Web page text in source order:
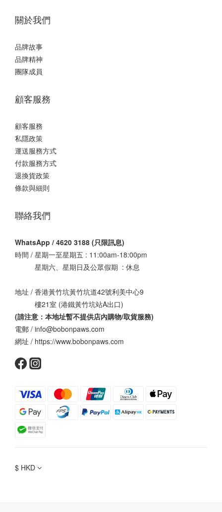
關於我們
品牌故事
品牌精神
團隊成員
顧客服務
顧客服務
私隱政策
運送服務方式
付款服務方式
退換貨政策
條款與細則
聯絡我們
WhatsApp / 4620 3188 (只限訊息)
時間 / 星期一至星期五 : 11:00am-18:00pm
星期六、星期日及公眾假期 : 休息
地址 / 香港黃竹坑黃竹坑道42號利美中心9
樓21室 (港鐵黃竹坑站A出口)
(請注意：本地址暫不提供店內購物/取貨服務)
電郵 / info@bobonpaws.com
網址 / https://www.bobonpaws.com
$ HKD